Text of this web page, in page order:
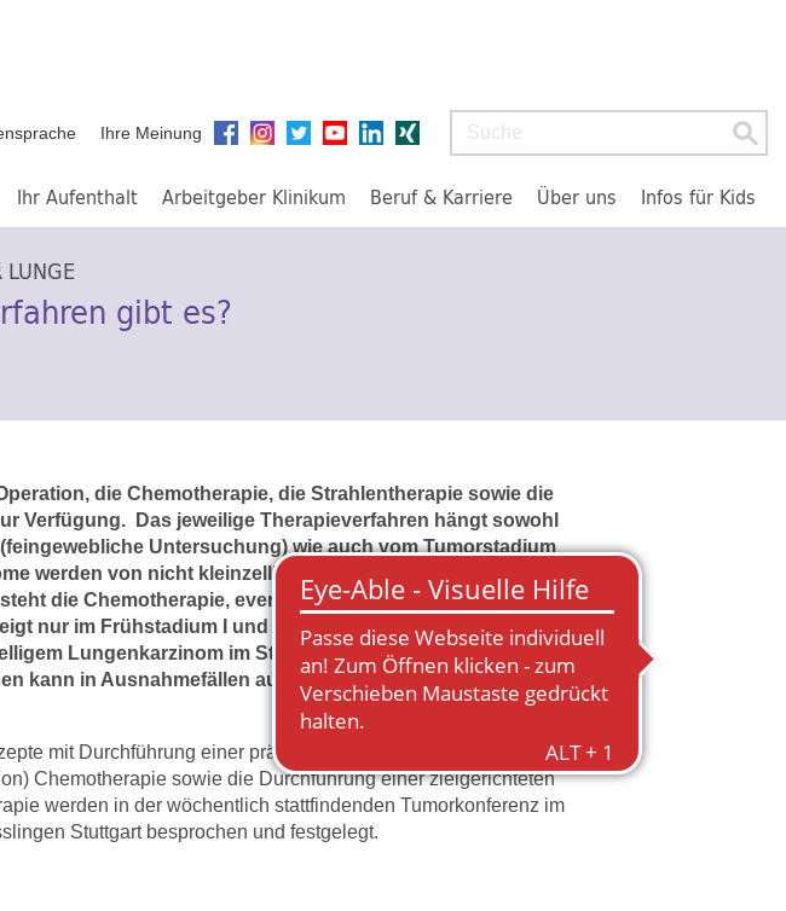
Ihre Meinung Suchbegriff
Ihr Aufenthalt Arbeitgeber Klinikum Beruf & Karriere Über uns Infos für Kids
LUNGE
gibt es?
die Chemotherapie, die Strahlentherapie sowie die
Verfügung. Das jeweilige Therapieverfahren hängt sowohl
Untersuchung) wie auch vom Tumorstadium
werden von nicht kleinzelligen unterschieden. Beim
die Chemotherapie, eventuell auch die Strahlentherapie im
nur im Frühstadium I und II eine sinnvolle Ergänzung. Eine
Lungenkarzinom im Stadium I, II und III durchgeführt.
kann in Ausnahmefällen auch im Stadium IV eine Operation
mit Durchführung einer präoperativen (vor der Operation) oder
Chemotherapie sowie die Durchführung einer zielgerichteten
werden in der wöchentlich stattfindenden Tumorkonferenz im
Stuttgart besprochen und festgelegt.